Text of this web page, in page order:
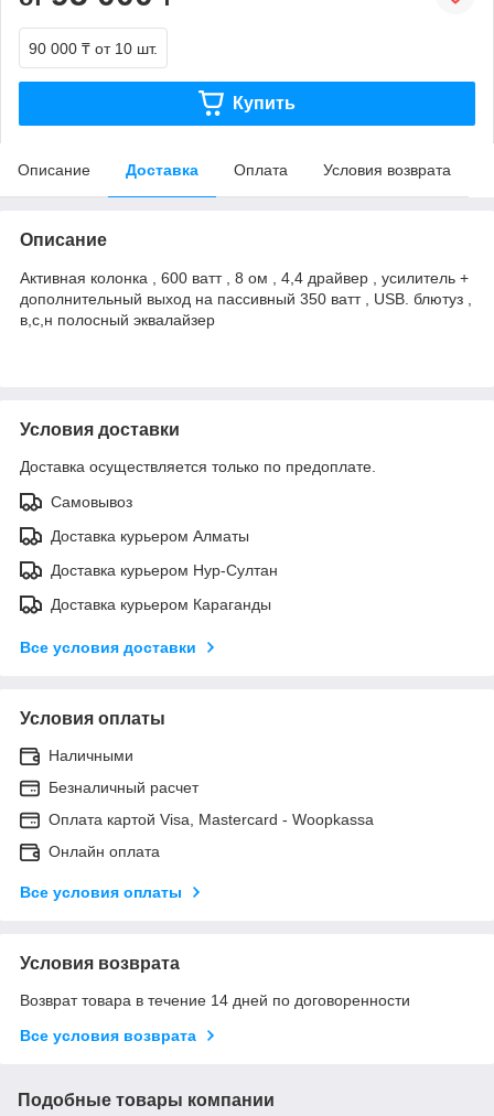
90 000 ₸ от 10 шт.
Купить
Описание Доставка Оплата Условия возврата
Описание
Активная колонка , 600 ватт , 8 ом , 4,4 драйвер , усилитель +
дополнительный выход на пассивный 350 ватт , USB. блютуз ,
в,с,н полосный эквалайзер
Условия доставки
Доставка осуществляется только по предоплате.
Самовывоз
Доставка курьером Алматы
Доставка курьером Нур-Султан
Доставка курьером Караганды
Все условия доставки
Условия оплаты
Наличными
Безналичный расчет
Оплата картой Visa, Mastercard - Woopkassa
Онлайн оплата
Все условия оплаты
Условия возврата
Возврат товара в течение 14 дней по договоренности
Все условия возврата
Подобные товары компании